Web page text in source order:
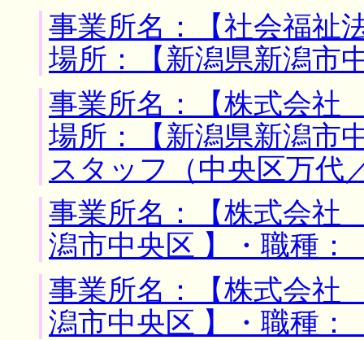
事業所名：【社会福
場所：【新潟県新潟市
事業所名：【株式会
場所：【新潟県新潟市
スタッフ（中央区万代
事業所名：【株式会社
潟市中央区 】・職種：
事業所名：【株式会社
潟市中央区 】・職種：